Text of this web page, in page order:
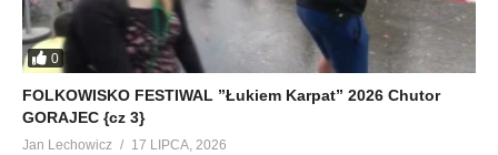
0
FOLKOWISKO FESTIWAL ”Łukiem Karpat” 2026 Chutor
GORAJEC {cz 3}
Jan Lechowicz 17 LIPCA, 2026